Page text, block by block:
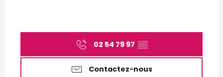
02 54 79 97 ▒▒
Contactez-nous